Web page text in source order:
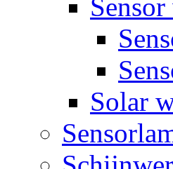
Solar